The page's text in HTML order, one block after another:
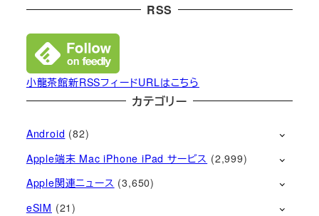
RSS
小龍茶館新RSSフィードURLはこちら
カテゴリー
Android (82)
Apple端末 Mac iPhone iPad サービス (2,999)
Apple関連ニュース (3,650)
eSIM (21)